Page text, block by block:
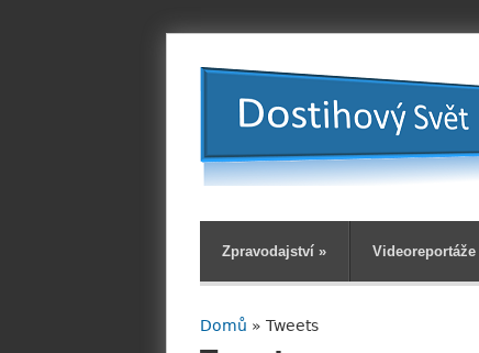
Zpravodajství » Videoreportáže
Jste zde
Domů » Tweets